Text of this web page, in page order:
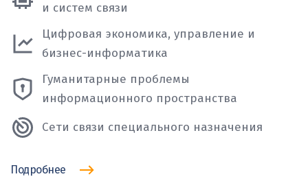
и систем связи
Цифровая экономика, управление и
бизнес-информатика
Гуманитарные проблемы
информационного пространства
Сети связи специального назначения
Подробнее